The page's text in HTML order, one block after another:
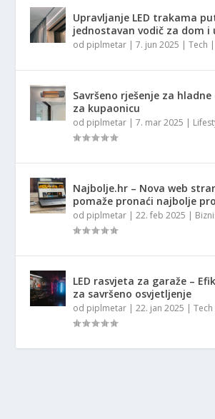
Upravljanje LED trakama
jednostavan vodič za dom i
od piplmetar |7. jun 2025 |Tech |
Savršeno rješenje za
za kupaonicu
od piplmetar |7. mar 2025 |
Najbolje.hr – Nova web
pomaže pronaći najbolje
od piplmetar |22. feb 2025 |
LED rasvjeta za garaže –
za savršeno osvjetljenje
od piplmetar |22. jan 2025 |Tech